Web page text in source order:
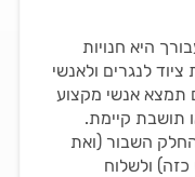
היא חנויות
לנגרים ולאנשי
תמצא אנשי מקצוע
תושבת קיימת.
השבור (ואת
ולשלוח